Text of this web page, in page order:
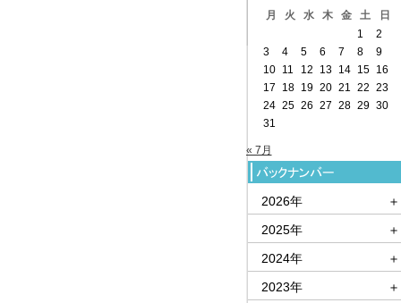
月 火 水 木 金 土
日
1
2
3
4 5 6 7 8
9
10
11 12 13 14 15
16
17
18 19 20 21 22 23
24 25 26 27 28 29 30
31
« 7月
2026年
＋
2025年
＋
2024年
＋
2023年
＋